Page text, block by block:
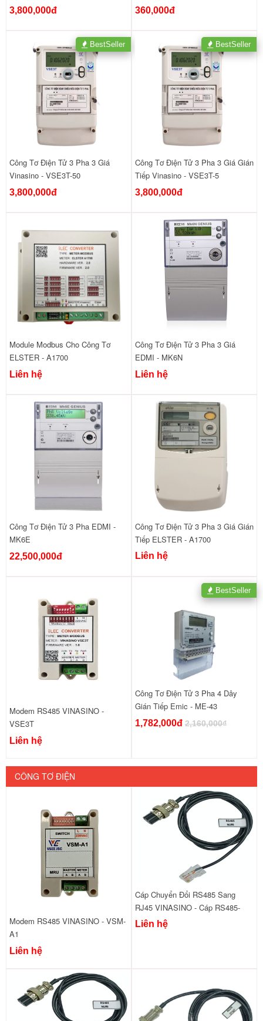
3,800,000đ 360,000đ
Công Tơ Điện Tử 3 Pha 3 Giá
Vinasino - VSE3T-50
3,800,000đ
BestSeller
Công Tơ Điện Tử 3 Pha 3 Giá Gián
Tiếp Vinasino - VSE3T-5
3,800,000đ
BestSeller
Module Modbus Cho Công Tơ
ELSTER - A1700
Liên hệ
Công Tơ Điện Tử 3 Pha 3 Giá
EDMI - MK6N
Liên hệ
Công Tơ Điện Tử 3 Pha EDMI -
MK6E
22,500,000đ
Công Tơ Điện Tử 3 Pha 3 Giá Gián
Tiếp ELSTER - A1700
Liên hệ
Modem RS485 VINASINO -
VSE3T
Liên hệ
Công Tơ Điện Tử 3 Pha 4 Dây
Gián Tiếp Emic - ME-43
1,782,000đ 2,160,000₫
BestSeller
CÔNG TƠ ĐIỆN
Modem RS485 VINASINO - VSM-
A1
Liên hệ
Cáp Chuyển Đổi RS485 Sang
RJ45 VINASINO - Cáp RS485-
RJ45
Liên hệ